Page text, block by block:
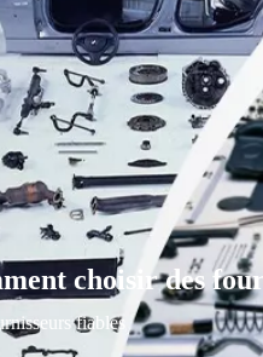
choisir des
fiables